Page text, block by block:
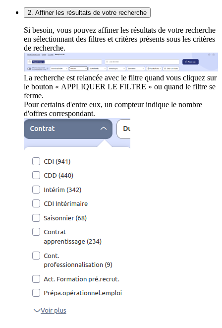
2. Affiner les résultats de votre recherche
Si besoin, vous pouvez affiner les résultats de votre recherche
en sélectionnant des filtres et critères présents sous les critères
de recherche.
La recherche est relancée avec le filtre quand vous cliquez sur
le bouton « APPLIQUER LE FILTRE » ou quand le filtre se
ferme.
Pour certains d'entre eux, un compteur indique le nombre
d'offres correspondant.